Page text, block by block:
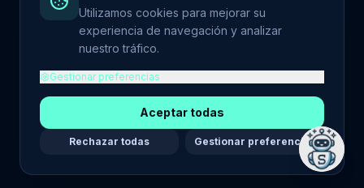
Utilizamos cookies para mejorar su
experiencia de navegación y analizar
nuestro tráfico.
Gestionar preferencias
Aceptar todas
Rechazar todas Gestionar preferencias